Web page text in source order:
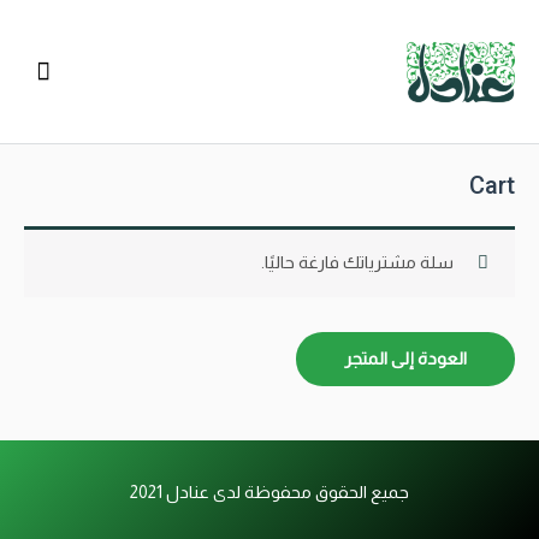
Cart
سلة مشترياتك فارغة حاليًا.
العودة إلى المتجر
جميع الحقوق محفوظة لدى عنادل 2021